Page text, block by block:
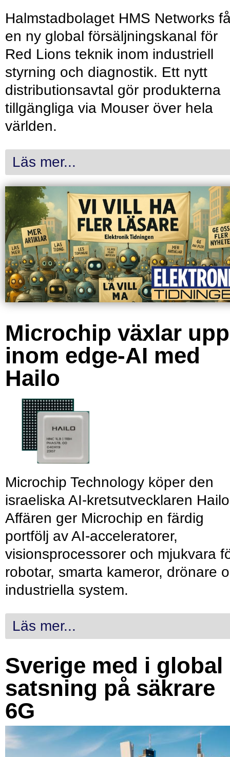
Halmstadbolaget HMS Networks
en ny global försäljningskanal för
Red Lions teknik inom industriell
styrning och diagnostik. Ett nytt
distributionsavtal gör produkterna
tillgängliga via Mouser över hela
världen.
Läs mer...
Microchip växlar upp
inom edge-AI med
Hailo
Microchip Technology köper den
israeliska AI-kretsutvecklaren
Affären ger Microchip en färdig
portfölj av AI-acceleratorer,
visionsprocessorer och mjukvara
robotar, smarta kameror, drönare
industriella system.
Läs mer...
Sverige med i global
satsning på säkrare
6G